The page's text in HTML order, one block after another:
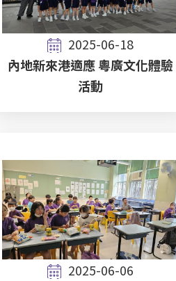
2025-06-18
內地新來港適應 粵廣文化體驗
活動
2025-06-06